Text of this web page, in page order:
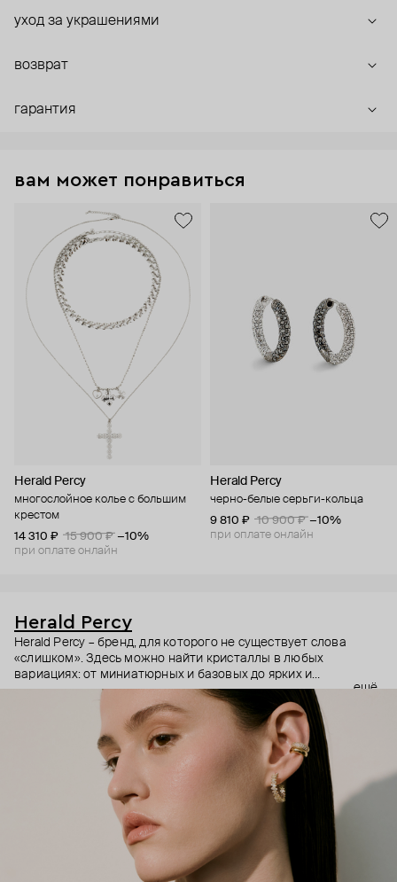
уход за украшениями
возврат
гарантия
вам может понравиться
Herald Percy
многослойное колье с большим
крестом
14 310 ₽
15 900 ₽ −10%
при оплате онлайн
Herald Percy
черно-белые серьги-кольца
9 810 ₽
10 900 ₽ −10%
при оплате онлайн
Herald Percy
Herald Percy – бренд, для которого не существует слова
«слишком». Здесь можно найти кристаллы в любых
вариациях: от миниатюрных и базовых до ярких и
массивных, которые сразу становятся главным элементом
образа. Героиня бренда – девушка из мегаполиса, которой
нужно как минимум 25 часов в сутках, чтобы все успеть, и
внушительный арсенал украшений, чтобы, поменяв серьги,
поехать на вечеринку сразу из офиса.
ещё